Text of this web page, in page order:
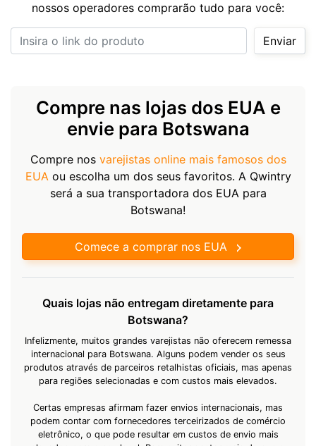
nossos operadores comprarão tudo para você:
Insira o link do produto
Enviar
Compre nas lojas dos EUA e
envie para Botswana
Compre nos varejistas online mais famosos dos
EUAou escolha um dos seus favoritos. A Qwintry
será a sua transportadora dos EUA para
Botswana!
Comece a comprar nos EUA
Quais lojas não entregam diretamente para
Botswana?
Infelizmente, muitos grandes varejistas não oferecem remessa
internacional para Botswana. Alguns podem vender os seus
produtos através de parceiros retalhistas oficiais, mas apenas
para regiões selecionadas e com custos mais elevados.
Certas empresas afirmam fazer envios internacionais, mas
podem contar com fornecedores terceirizados de comércio
eletrônico, o que pode resultar em custos de envio mais